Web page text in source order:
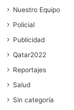
Nuestro Equipo
Policial
Publicidad
Qatar2022
Reportajes
Salud
Sin categoría